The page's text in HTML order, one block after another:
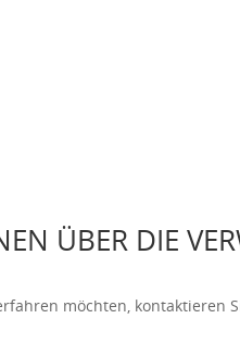
ÜBER DIE
möchten, kontaktieren